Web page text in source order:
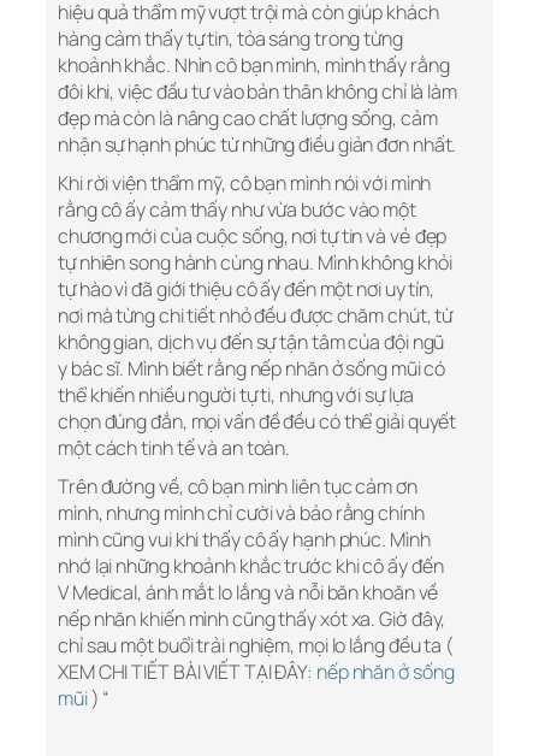
hiệu quả thẩm mỹ vượt trội mà còn giúp khách
hàng cảm thấy tự tin, tỏa sáng trong từng
khoảnh khắc. Nhìn cô bạn mình, mình thấy rằng
đôi khi, việc đầu tư vào bản thân không chỉ là làm
đẹp mà còn là nâng cao chất lượng sống, cảm
nhận sự hạnh phúc từ những điều giản đơn nhất.
Khi rời viện thẩm mỹ, cô bạn mình nói với mình
rằng cô ấy cảm thấy như vừa bước vào một
chương mới của cuộc sống, nơi tự tin và vẻ đẹp
tự nhiên song hành cùng nhau. Mình không khỏi
tự hào vì đã giới thiệu cô ấy đến một nơi uy tín,
nơi mà từng chi tiết nhỏ đều được chăm chút, từ
không gian, dịch vụ đến sự tận tâm của đội ngũ
y bác sĩ. Mình biết rằng nếp nhăn ở sống mũi có
thể khiến nhiều người tự ti, nhưng với sự lựa
chọn đúng đắn, mọi vấn đề đều có thể giải quyết
một cách tinh tế và an toàn.
Trên đường về, cô bạn mình liên tục cảm ơn
mình, nhưng mình chỉ cười và bảo rằng chính
mình cũng vui khi thấy cô ấy hạnh phúc. Mình
nhớ lại những khoảnh khắc trước khi cô ấy đến
V Medical, ánh mắt lo lắng và nỗi băn khoăn về
nếp nhăn khiến mình cũng thấy xót xa. Giờ đây,
chỉ sau một buổi trải nghiệm, mọi lo lắng đều ta (
XEM CHI TIẾT BÀI VIẾT TẠI ĐÂY: nếp nhăn ở sống
mũi) “